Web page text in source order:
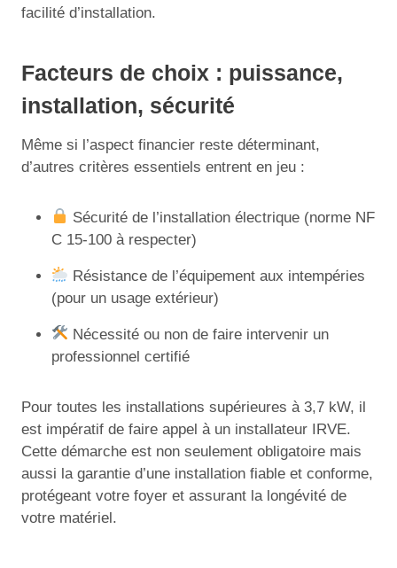
facilité d’installation.
Facteurs de choix : puissance,
installation, sécurité
Même si l’aspect financier reste déterminant,
d’autres critères essentiels entrent en jeu :
Sécurité de l’installation électrique (norme NF
C 15-100 à respecter)
Résistance de l’équipement aux intempéries
(pour un usage extérieur)
Nécessité ou non de faire intervenir un
professionnel certifié
Pour toutes les installations supérieures à 3,7 kW, il
est impératif de faire appel à un installateur IRVE.
Cette démarche est non seulement obligatoire mais
aussi la garantie d’une installation fiable et conforme,
protégeant votre foyer et assurant la longévité de
votre matériel.